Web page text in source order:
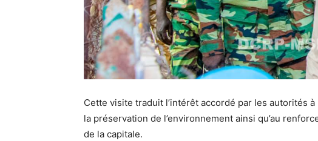
Cette visite traduit l’intérêt accordé par les autorités
la préservation de l’environnement ainsi qu’au
de la capitale.